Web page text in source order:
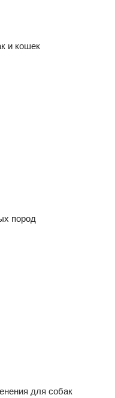
и кошек
пород
для собак